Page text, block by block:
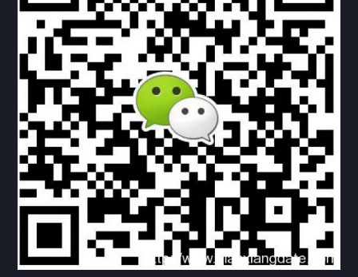
资料下载 视频中心
常见问题
购买流程 版权条款
北京乾行捷通荣获阿里巴巴国际站多项年度荣誉，持续引
领ICT与AI行业发展
2025/12/22 530 新闻中心 信创服务器国产服务器